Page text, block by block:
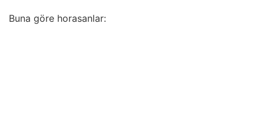
Buna göre horasanlar: